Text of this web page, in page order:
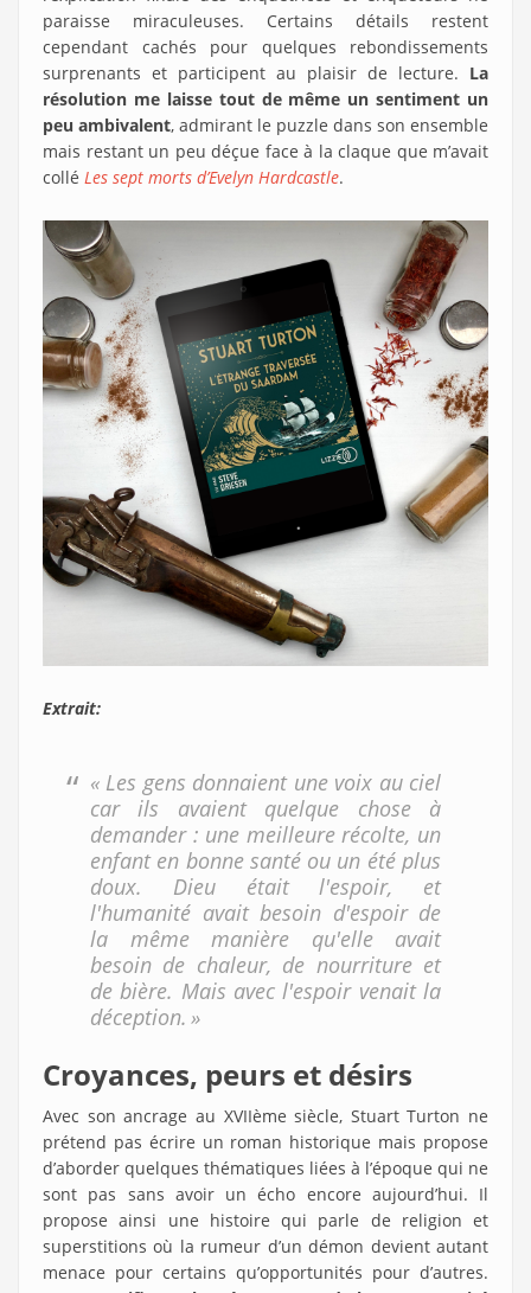
paraisse miraculeuses. Certains détails restent
cependant cachés pour quelques rebondissements
surprenants et participent au plaisir de lecture. La
résolution me laisse tout de même un sentiment un
peu ambivalent, admirant le puzzle dans son ensemble
mais restant un peu déçue face à la claque que m’avait
collé Les sept morts d’Evelyn Hardcastle.
Extrait:
« Les gens donnaient une voix au ciel
car ils avaient quelque chose à
demander : une meilleure récolte, un
enfant en bonne santé ou un été plus
doux. Dieu était l'espoir, et
l'humanité avait besoin d'espoir de
la même manière qu'elle avait
besoin de chaleur, de nourriture et
de bière. Mais avec l'espoir venait la
déception. »
Croyances, peurs et désirs
Avec son ancrage au XVIIème siècle, Stuart Turton ne
prétend pas écrire un roman historique mais propose
d’aborder quelques thématiques liées à l’époque qui ne
sont pas sans avoir un écho encore aujourd’hui. Il
propose ainsi une histoire qui parle de religion et
superstitions où la rumeur d’un démon devient autant
menace pour certains qu’opportunités pour d’autres.